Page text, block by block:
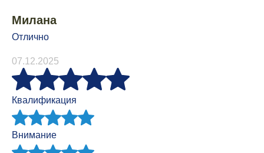
Милана
Отлично
07.12.2025
Квалификация
Внимание